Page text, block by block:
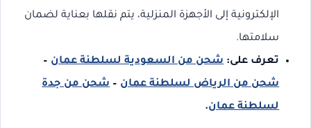
الإلكترونية إلى الأجهزة المنزلية، يتم نقلها بعناية لضمان
سلامتها.
تعرف على:شحن من السعودية لسلطنة عمان –
شحن من الرياض لسلطنة عمان –شحن من جدة
لسلطنة عمان.